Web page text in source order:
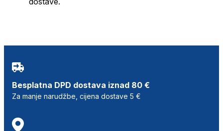
Besplatna DPD dostava iznad 80 €
Za manje narudžbe, cijena dostave 5 €